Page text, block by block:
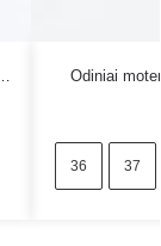
Odiniai
36 37